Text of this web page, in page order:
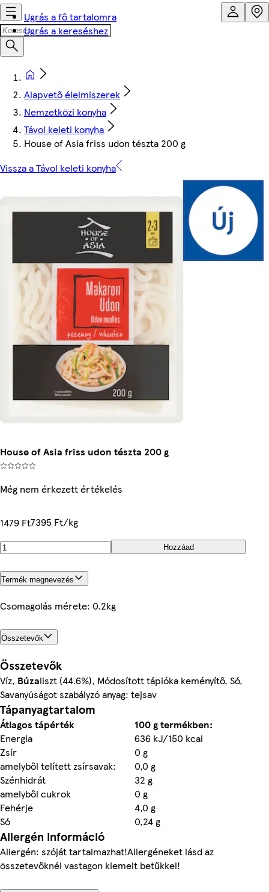
Ugrás a fő tartalomra
Ugrás a kereséshez
Alapvető élelmiszerek
Nemzetközi konyha
Távol keleti konyha
House of Asia friss udon tészta 200 g
Vissza a Távol keleti konyha
House of Asia friss udon tészta 200 g
Még nem érkezett értékelés
1479 Ft7395 Ft/kg
Hozzáad
Termék megnevezés
Csomagolás mérete: 0.2kg
Összetevők
Összetevők
Víz, Búzaliszt (44.6%), Módosított tápióka keményítő, Só,
Savanyúságot szabályzó anyag: tejsav
Tápanyagtartalom
Átlagos tápérték
100 g termékben:
Energia
636 kJ/150 kcal
Zsír
0 g
amelyből telített zsírsavak:
0,0 g
Szénhidrát
32 g
amelyből cukrok
0 g
Fehérje
4,0 g
Só
0,24 g
Allergén információ
Allergén: szóját tartalmazhat!Allergéneket lásd az
összetevőknél vastagon kiemelt betűkkel!